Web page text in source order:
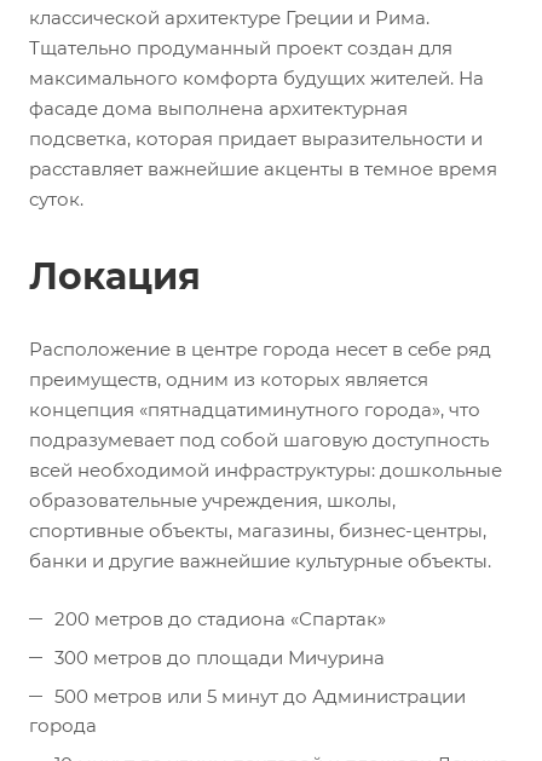
классической архитектуре Греции и Рима.
Тщательно продуманный проект создан для
максимального комфорта будущих жителей. На
фасаде дома выполнена архитектурная
подсветка, которая придает выразительности и
расставляет важнейшие акценты в темное время
суток.
Локация
Расположение в центре города несет в себе ряд
преимуществ, одним из которых является
концепция «пятнадцатиминутного города», что
подразумевает под собой шаговую доступность
всей необходимой инфраструктуры: дошкольные
образовательные учреждения, школы,
спортивные объекты, магазины, бизнес-центры,
банки и другие важнейшие культурные объекты.
200 метров до стадиона «Спартак»
300 метров до площади Мичурина
500 метров или 5 минут до Администрации
города